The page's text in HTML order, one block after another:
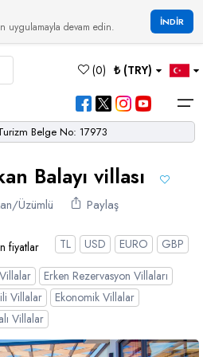
uygulamayla devam edin. İNDİR
(0) ₺ (TRY)
Villalar
Belge No: 17973
Balayı villası
Üzümlü Paylaş
fiyatlar TL USD EURO
GBP
Erken Rezervasyon Villaları
Villalar
Ekonomik Villalar
Villalar
Italian Russian
Dolar
USD
>